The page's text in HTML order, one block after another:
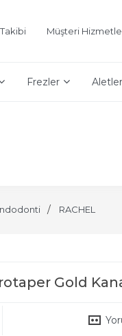
Müşteri
Frezler Aletler
RACHEL
Gold